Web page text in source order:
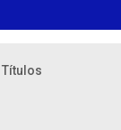
Títulos